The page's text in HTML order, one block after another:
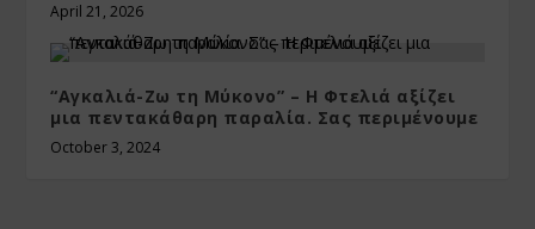
April 21, 2026
“Αγκαλιά-Ζω τη Μύκονο” – Η Φτελιά αξίζει
μια πεντακάθαρη παραλία. Σας περιμένουμε
October 3, 2024